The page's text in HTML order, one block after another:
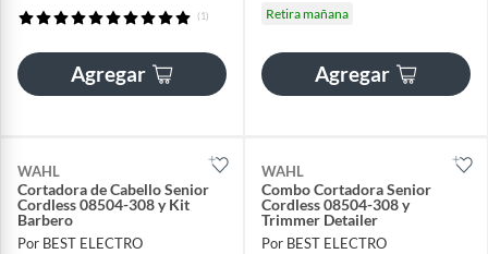
(1)
Agregar
Retira mañana
Agregar
WAHL
Cortadora de Cabello Senior
Cordless 08504-308 y Kit
Barbero
Por BEST ELECTRO
WAHL
Combo Cortadora Senior
Cordless 08504-308 y
Trimmer Detailer
Por BEST ELECTRO